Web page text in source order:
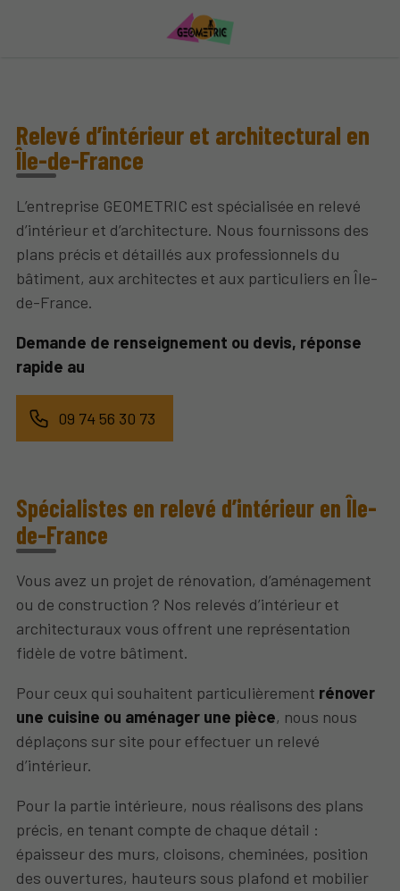
Relevé d’intérieur et architectural en
Île-de-France
L’entreprise GEOMETRIC est spécialisée en relevé
d’intérieur et d’architecture. Nous fournissons des
plans précis et détaillés aux professionnels du
bâtiment, aux architectes et aux particuliers en Île-
de-France.
Demande de renseignement ou devis, réponse
rapide au
09 74 56 30 73
Spécialistes en relevé d’intérieur en Île-
de-France
Vous avez un projet de rénovation, d’aménagement
ou de construction ? Nos relevés d’intérieur et
architecturaux vous offrent une représentation
fidèle de votre bâtiment.
Pour ceux qui souhaitent particulièrement rénover
une cuisine ou aménager une pièce, nous nous
déplaçons sur site pour effectuer un relevé
d’intérieur.
Pour la partie intérieure, nous réalisons des plans
précis, en tenant compte de chaque détail :
épaisseur des murs, cloisons, cheminées, position
des ouvertures, hauteurs sous plafond et mobilier